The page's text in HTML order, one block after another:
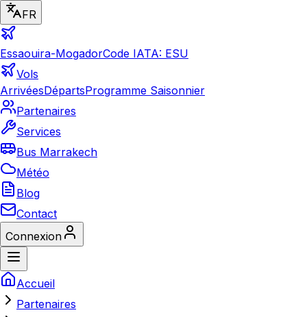
FR
Essaouira-MogadorCode IATA: ESU
Vols
ArrivéesDépartsProgramme Saisonnier
Partenaires
Services
Bus Marrakech
Météo
Blog
Contact
Connexion
Accueil
Partenaires